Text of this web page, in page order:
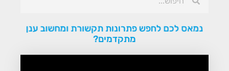
נמאס לכם לחפש פתרונות תקשורת ומחשוב ענן
מתקדמים?